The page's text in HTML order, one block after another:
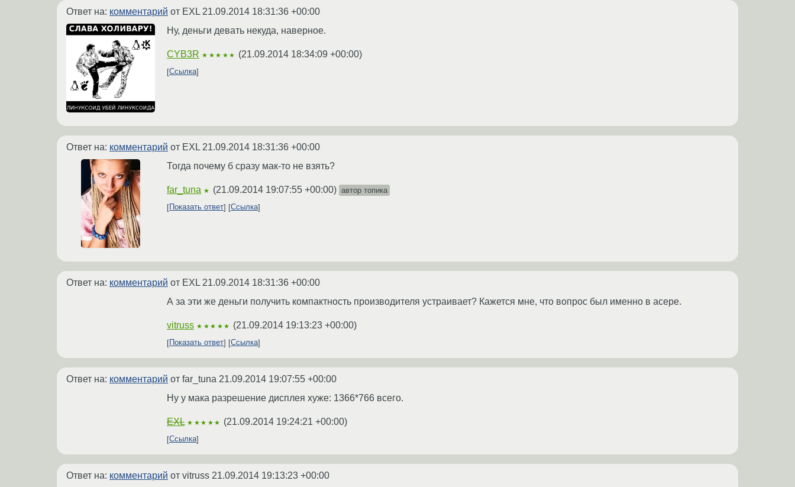
Ответ на: комментарий от EXL 21.09.2014 18:31:36 +00:00
Ну, деньги девать некуда, наверное.
CYB3R ★★★★★ (21.09.2014 18:34:09 +00:00)
Ссылка
Ответ на: комментарий от EXL 21.09.2014 18:31:36 +00:00
Тогда почему б сразу мак-то не взять?
far_tuna ★ (21.09.2014 19:07:55 +00:00) автор топика
Показать ответ
Ссылка
Ответ на: комментарий от EXL 21.09.2014 18:31:36 +00:00
А за эти же деньги получить компактность производителя устраивает? Кажется мне, что вопрос был именно в асере.
vitruss ★★★★★ (21.09.2014 19:13:23 +00:00)
Показать ответ Ссылка
Ответ на: комментарий от far_tuna 21.09.2014 19:07:55 +00:00
Ну у мака разрешение дисплея хуже: 1366*766 всего.
EXL ★★★★★ (21.09.2014 19:24:21 +00:00)
Ссылка
Ответ на: комментарий от vitruss 21.09.2014 19:13:23 +00:00